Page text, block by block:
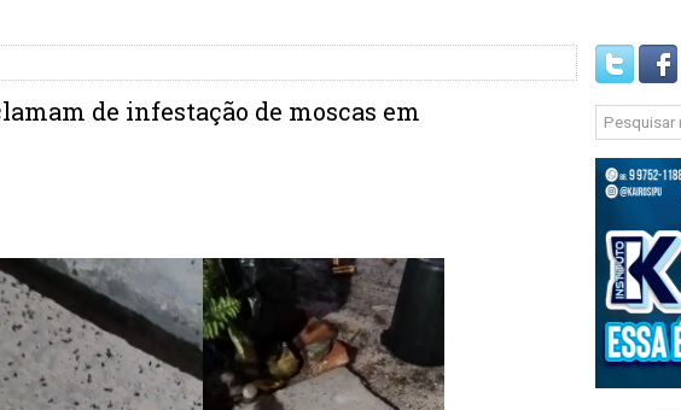
de infestação de moscas em